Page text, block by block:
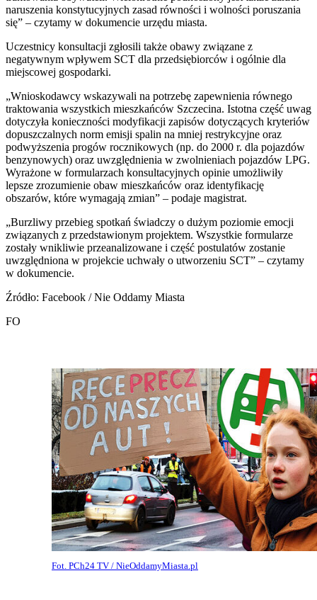
naruszenia konstytucyjnych zasad równości i wolności poruszania
się” – czytamy w dokumencie urzędu miasta.
Uczestnicy konsultacji zgłosili także obawy związane z
negatywnym wpływem SCT dla przedsiębiorców i ogólnie dla
miejscowej gospodarki.
„Wnioskodawcy wskazywali na potrzebę zapewnienia równego
traktowania wszystkich mieszkańców Szczecina. Istotna część uwag
dotyczyła konieczności modyfikacji zapisów dotyczących kryteriów
dopuszczalnych norm emisji spalin na mniej restrykcyjne oraz
podwyższenia progów rocznikowych (np. do 2000 r. dla pojazdów
benzynowych) oraz uwzględnienia w zwolnieniach pojazdów LPG.
Wyrażone w formularzach konsultacyjnych opinie umożliwiły
lepsze zrozumienie obaw mieszkańców oraz identyfikację
obszarów, które wymagają zmian” – podaje magistrat.
„Burzliwy przebieg spotkań świadczy o dużym poziomie emocji
związanych z przedstawionym projektem. Wszystkie formularze
zostały wnikliwie przeanalizowane i część postulatów zostanie
uwzględniona w projekcie uchwały o utworzeniu SCT” – czytamy
w dokumencie.
Źródło: Facebook / Nie Oddamy Miasta
FO
Fot. PCh24 TV / NieOddamyMiasta.pl